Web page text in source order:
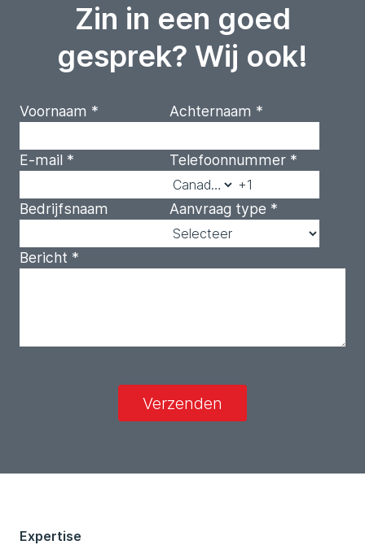
Zin in een goed
gesprek? Wij ook!
Voornaam * Achternaam *
E-mail * Telefoonnummer *
Bedrijfsnaam Aanvraag type *
Bericht *
Verzenden
Expertise